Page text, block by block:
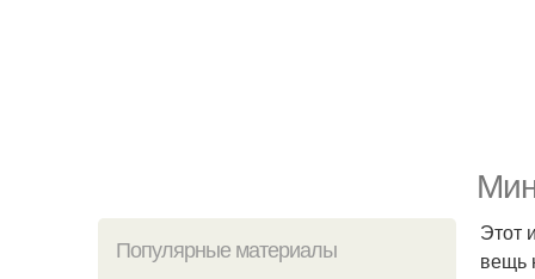
Популярные материалы
Этот
вещь